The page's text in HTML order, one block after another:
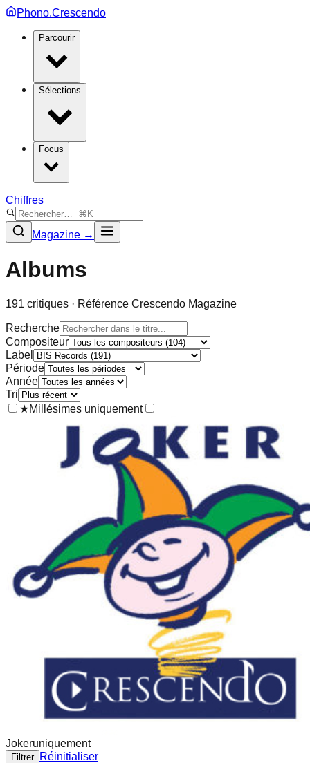
Phono.Crescendo
Parcourir
Sélections
Focus
Chiffres
Magazine →
Albums
191 critiques · Référence Crescendo Magazine
Recherche
Compositeur
Label
Période
Année
Tri
★Millésimes uniquement
Jokeruniquement
Filtrer
Réinitialiser